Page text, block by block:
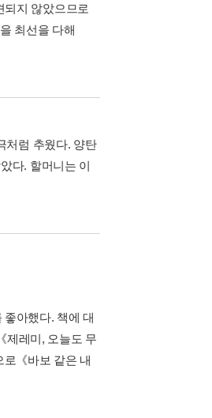
되지 않았으므로
최선을 다해
처럼 추웠다. 양탄
다. 할머니는 이
아했다. 책에 대
제레미, 오늘도 무
《바보 같은 내